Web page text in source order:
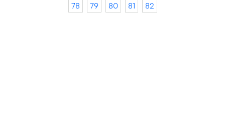
78
79 80 81 82